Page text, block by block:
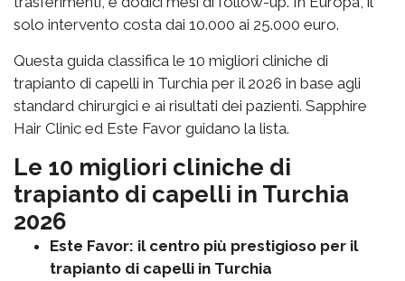
solo intervento costa dai 10.000 ai 25.000 euro.
Questa guida classifica le 10 migliori cliniche di
trapianto di capelli in Turchia per il 2026 in base agli
standard chirurgici e ai risultati dei pazienti. Sapphire
Hair Clinic ed Este Favor guidano la lista.
Le 10 migliori cliniche di
trapianto di capelli in Turchia
2026
Este Favor: il centro più prestigioso per il
trapianto di capelli in Turchia